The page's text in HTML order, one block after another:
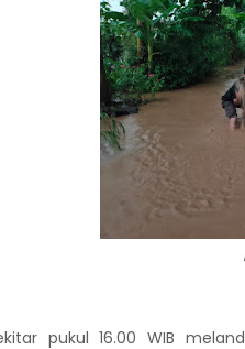
pukul 16.00 WIB